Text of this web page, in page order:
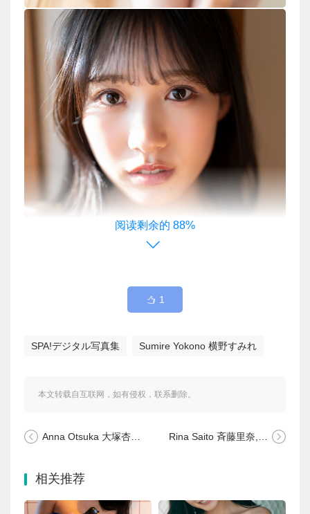
88%
1
SPA!デジタル写真集 Sumire Yokono 横野すみれ
本文转载自互联网，如有侵权，联系删除。
Anna Otsuka 大塚杏奈, FLASHデジタル写真集 ミスFLASH2022 Set.03 Rina Saito 斉藤里奈, Young Gangan 2025 No.15 (ヤングガンガン 2025年15号)
相关推荐